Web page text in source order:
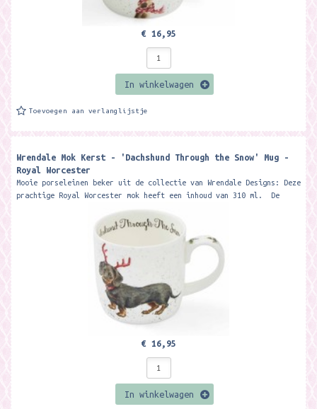
€ 16,95
In winkelwagen
Toevoegen aan verlanglijstje
Wrendale Mok Kerst - 'Dachshund Through the Snow' Mug -
Royal Worcester
Mooie porseleinen beker uit de collectie van Wrendale Designs: Deze
prachtige Royal Worcester mok heeft een inhoud van 310 ml. De
€ 16,95
In winkelwagen